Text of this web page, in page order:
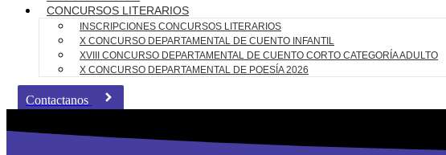
CONCURSOS LITERARIOS
INSCRIPCIONES CONCURSOS LITERARIOS
X CONCURSO DEPARTAMENTAL DE CUENTO INFANTIL
XVIII CONCURSO DEPARTAMENTAL DE CUENTO CORTO CATEGORÍA ADULTO
X CONCURSO DEPARTAMENTAL DE POESÍA 2026
Contactanos